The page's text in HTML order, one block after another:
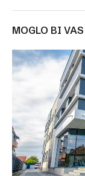
MOGLO BI